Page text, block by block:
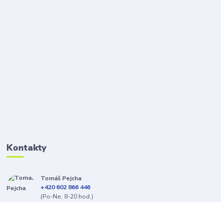
Kontakty
Tomáš Pejcha
+420 602 866 446
(Po-Ne, 8-20 hod.)